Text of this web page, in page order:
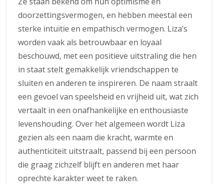
doorzettingsvermogen, en hebben meestal een
sterke intuïtie en empathisch vermogen. Liza’s
worden vaak als betrouwbaar en loyaal
beschouwd, met een positieve uitstraling die hen
in staat stelt gemakkelijk vriendschappen te
sluiten en anderen te inspireren. De naam straalt
een gevoel van speelsheid en vrijheid uit, wat zich
vertaalt in een onafhankelijke en enthousiaste
levenshouding. Over het algemeen wordt Liza
gezien als een naam die kracht, warmte en
authenticiteit uitstraalt, passend bij een persoon
die graag zichzelf blijft en anderen met haar
oprechte karakter weet te raken.